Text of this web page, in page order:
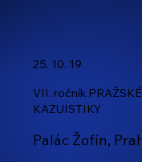
25. 10. 19
VII. ročník
KAZUISTIKY
Palác Žofín,